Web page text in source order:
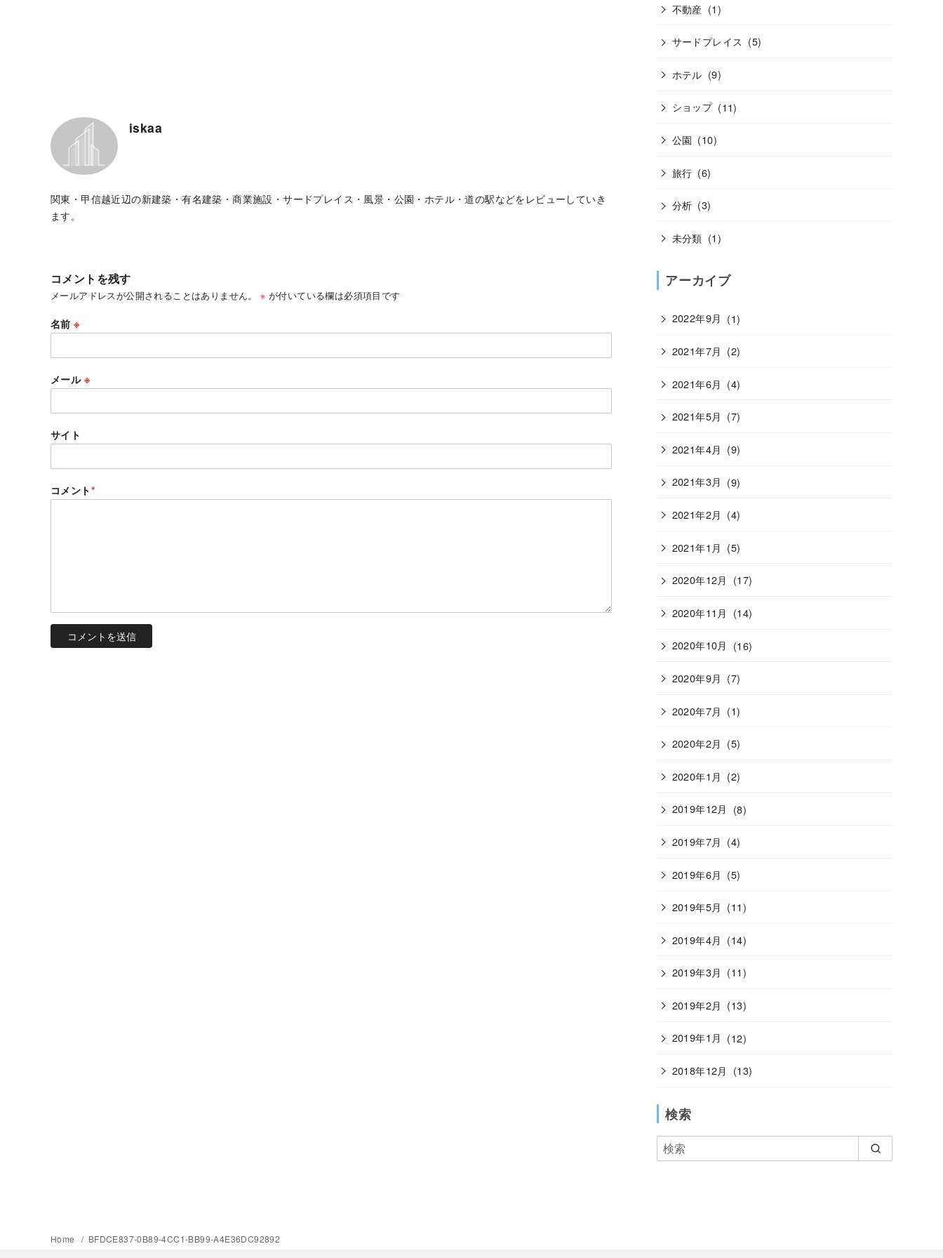
iskaa
関東・甲信越近辺の新建築・有名建築・商業施設・サードプレイス・風景・公園・ホテル・道の駅などをレビューしていき
ます。
コメントを残す
メールアドレスが公開されることはありません。 ※ が付いている欄は必須項目です
名前※
メール ※
サイト
コメント*
不動産 (1)
サードプレイス (5)
ホテル (9)
ショップ (11)
公園 (10)
旅行 (6)
分析 (3)
未分類 (1)
アーカイブ
2022年9月 (1)
2021年7月 (2)
2021年6月 (4)
2021年5月 (7)
2021年4月 (9)
2021年3月 (9)
2021年2月 (4)
2021年1月 (5)
2020年12月 (17)
2020年11月 (14)
2020年10月 (16)
2020年9月 (7)
2020年7月 (1)
2020年2月 (5)
2020年1月 (2)
2019年12月 (8)
2019年7月 (4)
2019年6月 (5)
2019年5月 (11)
2019年4月 (14)
2019年3月 (11)
2019年2月 (13)
2019年1月 (12)
2018年12月 (13)
検索
Home BFDCE837-0B89-4CC1-BB99-A4E36DC92892